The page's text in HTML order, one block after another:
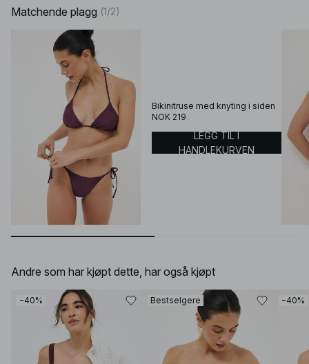
Matchende plagg (1/2)
Bikinitruse med knyting i siden
NOK 219
LEGG TIL I
HANDLEKURVEN
Andre som har kjøpt dette, har også kjøpt
−40% Bestselgere −40%